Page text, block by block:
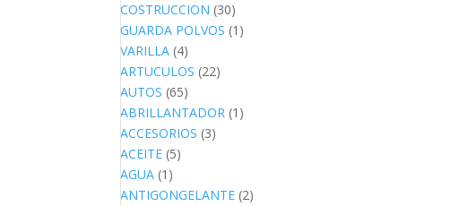
COSTRUCCION (30)
GUARDA POLVOS (1)
VARILLA (4)
ARTUCULOS (22)
AUTOS (65)
ABRILLANTADOR (1)
ACCESORIOS (3)
ACEITE (5)
AGUA (1)
ANTIGONGELANTE (2)